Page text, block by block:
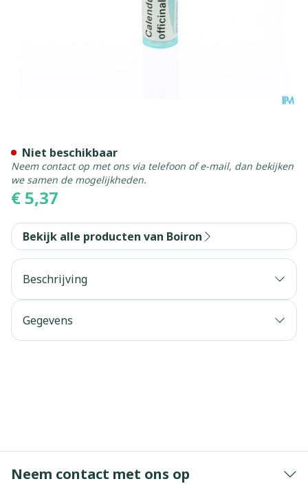
€ 5,37
Niet beschikbaar
Neem contact op met ons via telefoon of e-mail, dan bekijken
we samen de mogelijkheden.
Bekijk alle producten van Boiron
Beschrijving
Gegevens
Neem contact met ons op